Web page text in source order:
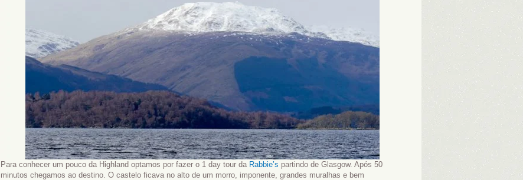
Para conhecer um pouco da Highland optamos por fazer o 1 day tour da Rabbie’s partindo de Glasgow. Após 50
minutos chegamos ao destino. O castelo ficava no alto de um morro, imponente, grandes muralhas e bem